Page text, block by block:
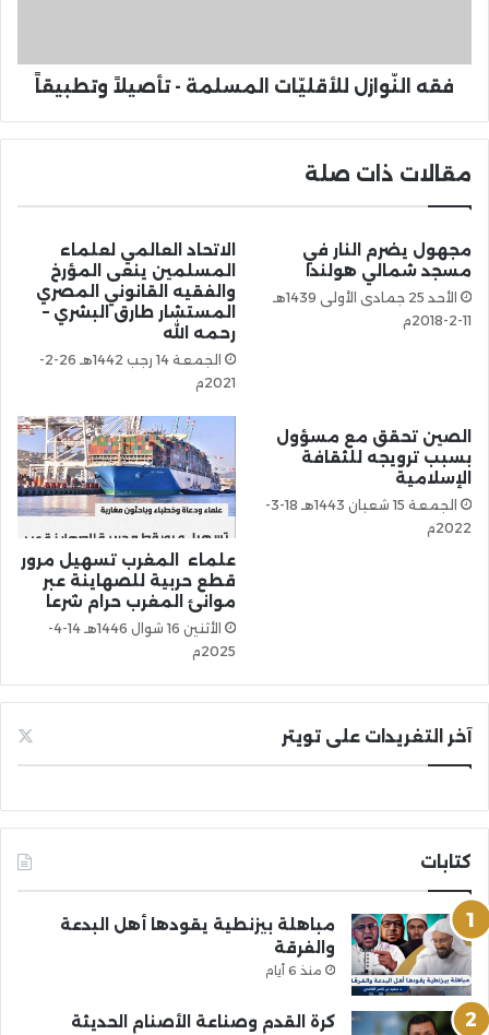
فقه النّوازل للأقليّات المسلمة - تأصيلاً وتطبيقاً
مقالات ذات صلة
مجهول يضرم النار في
مسجد شمالي هولندا
الأحد 25 جمادى الأولى 1439هـ
11-2-2018م
الاتحاد العالمي لعلماء
المسلمين ينعى المؤرخ
والفقيه القانوني المصري
المستشار طارق البشري –
رحمه الله
الجمعة 14 رجب 1442هـ 26-2-
2021م
الصين تحقق مع مسؤول
بسبب ترويجه للثقافة
الإسلامية
الجمعة 15 شعبان 1443هـ 18-3-
2022م
علماء المغرب تسهيل مرور
قطع حربية للصهاينة عبر
موانئ المغرب حرام شرعا
الأثنين 16 شوال 1446هـ 14-4-
2025م
آخر التغريدات على تويتر
كتابات
مباهلة بيزنطية يقودها أهل البدعة
والفرقة
منذ 6 أيام
كرة القدم وصناعة الأصنام الحديثة